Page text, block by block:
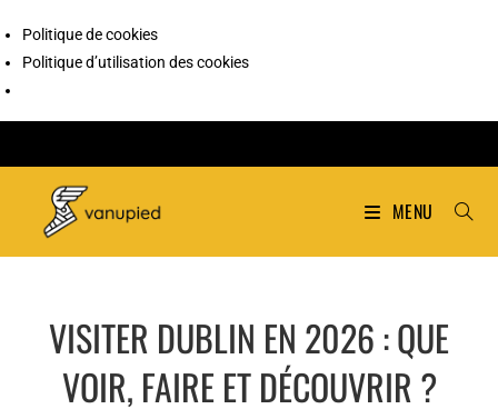
Politique de cookies
Politique d’utilisation des cookies
MENU
VISITER DUBLIN EN 2026 : QUE
VOIR, FAIRE ET DÉCOUVRIR ?